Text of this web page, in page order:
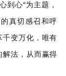
到心”为主题，
真切感召和呼
变万化，唯有
法，从而赢得